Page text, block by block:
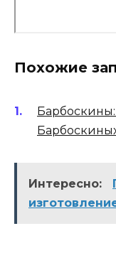
Похожие
Интересно: